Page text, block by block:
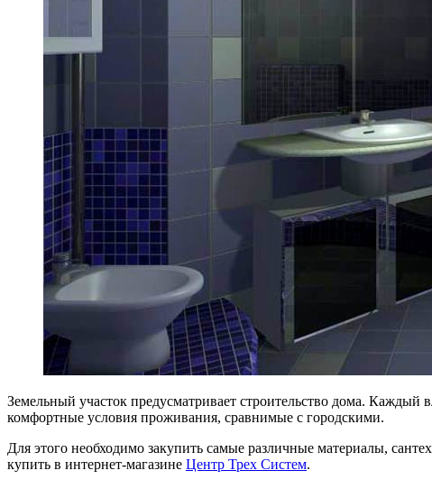
Земельный участок предусматривает строительство дома.
комфортные условия проживания, сравнимые с городскими.
Для этого необходимо закупить самые различные материалы,
купить в интернет-магазине Центр Трех Систем.